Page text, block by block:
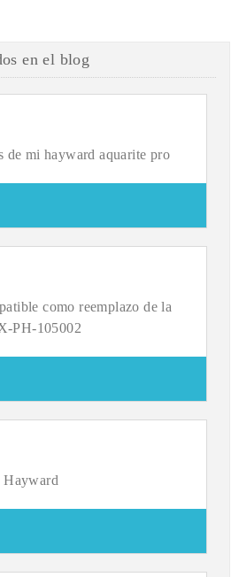
en el blog
de mi hayward aquarite pro
como reemplazo de la
PH-105002
Hayward